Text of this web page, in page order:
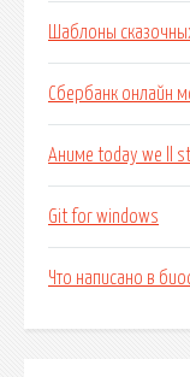
Шаблоны
Сбербанк онлайн
Аниме today we ll
Git for windows
Что написано в